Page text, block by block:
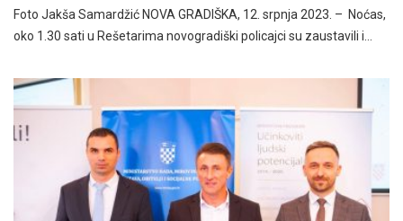
Foto Jakša Samardžić NOVA GRADIŠKA, 12. srpnja 2023. – Noćas,
oko 1.30 sati u Rešetarima novogradiški policajci su zaustavili i…